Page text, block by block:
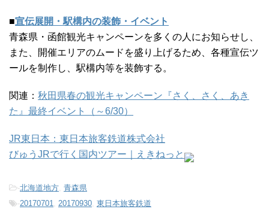
■宣伝展開・駅構内の装飾・イベント
青森県・函館観光キャンペーンを多くの人にお知らせし、
また、開催エリアのムードを盛り上げるため、各種宣伝ツ
ールを制作し、駅構内等を装飾する。
関連： 秋田県春の観光キャンペーン『さく、さく、あき
た』最終イベント（～6/30）
JR東日本：東日本旅客鉄道株式会社
びゅうJRで行く国内ツアー｜えきねっと
-北海道地方, 青森県
-20170701, 20170930, 東日本旅客鉄道